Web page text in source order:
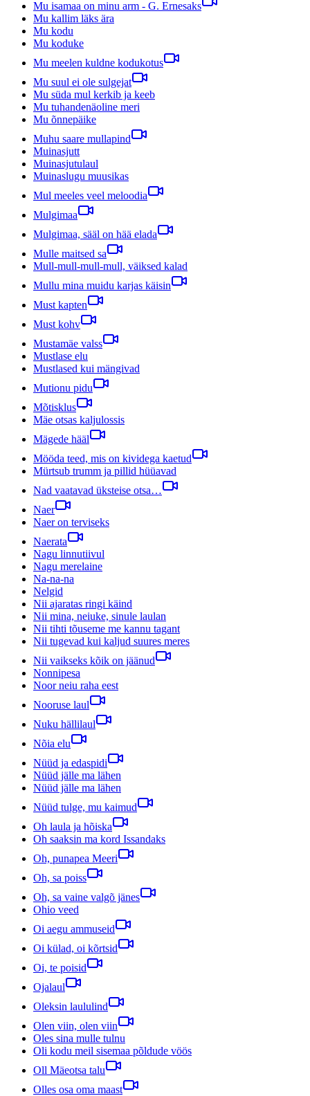
Mu isamaa on minu arm - G. Ernesaks
Mu kallim läks ära
Mu kodu
Mu koduke
Mu meelen kuldne kodukotus
Mu suul ei ole sulgejat
Mu süda mul kerkib ja keeb
Mu tuhandenäoline meri
Mu õnnepäike
Muhu saare mullapind
Muinasjutt
Muinasjutulaul
Muinaslugu muusikas
Mul meeles veel meloodia
Mulgimaa
Mulgimaa, sääl on hää elada
Mulle maitsed sa
Mull-mull-mull-mull, väiksed kalad
Mullu mina muidu karjas käisin
Must kapten
Must kohv
Mustamäe valss
Mustlase elu
Mustlased kui mängivad
Mutionu pidu
Mõtisklus
Mäe otsas kaljulossis
Mägede hääl
Mööda teed, mis on kividega kaetud
Mürtsub trumm ja pillid hüüavad
Nad vaatavad üksteise otsa…
Naer
Naer on terviseks
Naerata
Nagu linnutiivul
Nagu merelaine
Na-na-na
Nelgid
Nii ajaratas ringi käind
Nii mina, neiuke, sinule laulan
Nii tihti tõuseme me kannu tagant
Nii tugevad kui kaljud suures meres
Nii vaikseks kõik on jäänud
Nonnipesa
Noor neiu raha eest
Nooruse laul
Nuku hällilaul
Nõia elu
Nüüd ja edaspidi
Nüüd jälle ma lähen
Nüüd jälle ma lähen
Nüüd tulge, mu kaimud
Oh laula ja hõiska
Oh saaksin ma kord Issandaks
Oh, punapea Meeri
Oh, sa poiss
Oh, sa vaine valgõ jänes
Ohio veed
Oi aegu ammuseid
Oi külad, oi kõrtsid
Oi, te poisid
Ojalaul
Oleksin laululind
Olen viin, olen viin
Oles sina mulle tulnu
Oli kodu meil sisemaa põldude vöös
Oll Mäeotsa talu
Olles osa oma maast